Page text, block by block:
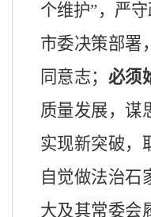
个维护”，严
市委决策部署
同意志； 必须
质量发展，谋
实现新突破，
自觉做法治石
大及其常委会